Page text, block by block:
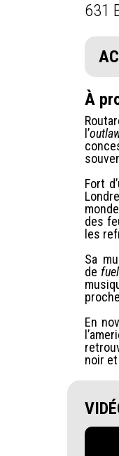
631
À
l’
Fort
des
les
Sa
de fuel
En
noir